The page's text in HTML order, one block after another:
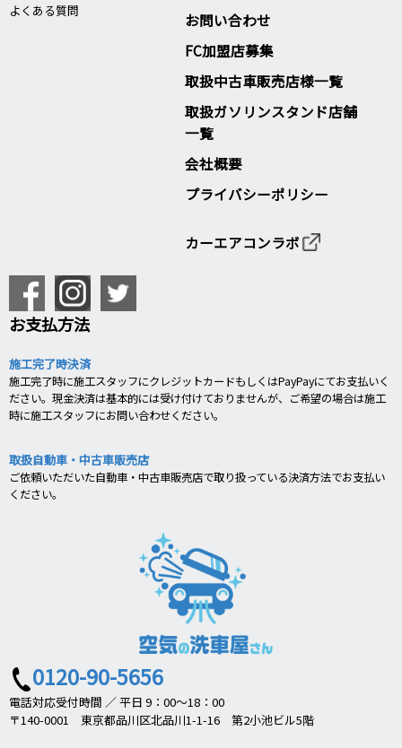
よくある質問
お問い合わせ
FC加盟店募集
取扱中古車販売店様一覧
取扱ガソリンスタンド店舗
一覧
会社概要
プライバシーポリシー
カーエアコンラボ
お支払方法
施工完了時決済
施工完了時に施工スタッフにクレジットカードもしくはPayPayにてお支払いく
ださい。現金決済は基本的には受け付けておりませんが、ご希望の場合は施工
時に施工スタッフにお問い合わせください。
取扱自動車・中古車販売店
ご依頼いただいた自動車・中古車販売店で取り扱っている決済方法でお支払い
ください。
0120-90-5656
電話対応受付時間 ／ 平日 9：00～18：00
〒140-0001 東京都品川区北品川1-1-16 第2小池ビル5階